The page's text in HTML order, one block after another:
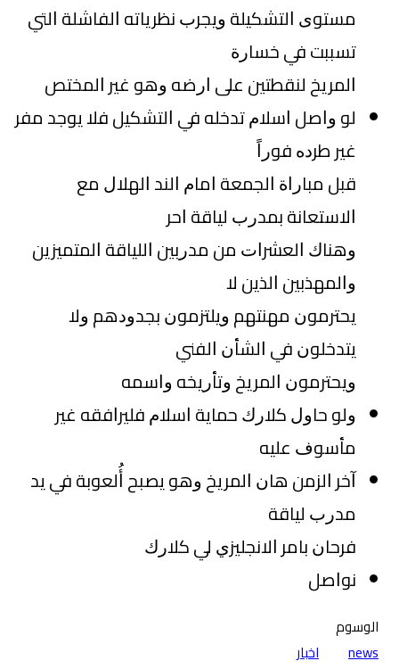
ﻣﺴﺘﻮﻯ ﺍﻟﺘﺸﻜﻴﻠﺔ ﻭﻳﺠﺮﺏ ﻧﻈﺮﻳﺎﺗﻪ ﺍﻟﻔﺎﺷﻠﺔ ﺍﻟﺘﻲ
ﺗﺴﺒﺒﺖ ﻓﻲ ﺧﺴﺎﺭﺓ
ﺍﻟﻤﺮﻳﺦ ﻟﻨﻘﻄﺘﻴﻦ ﻋﻠﻰ ﺍﺭﺿﻪ ﻭﻫﻮ ﻏﻴﺮ ﺍﻟﻤﺨﺘﺺ
ﻟﻮ ﻭﺍﺻﻞ ﺍﺳﻼﻡ ﺗﺪﺧﻠﻪ ﻓﻲ ﺍﻟﺘﺸﻜﻴﻞ ﻓﻼ ﻳﻮﺟﺪ ﻣﻔﺮ
ﻏﻴﺮ ﻃﺮﺩﻩ ﻓﻮﺭﺍً
ﻗﺒﻞ ﻣﺒﺎﺭﺍﺓ ﺍﻟﺠﻤﻌﺔ ﺍﻣﺎﻡ ﺍﻟﻨﺪ ﺍﻟﻬﻼﻝ ﻣﻊ
ﺍﻻﺳﺘﻌﺎﻧﺔ ﺑﻤﺪﺭﺏ ﻟﻴﺎﻗﺔ ﺍﺣﺮ
ﻭﻫﻨﺎﻙ ﺍﻟﻌﺸﺮﺍﺕ ﻣﻦ ﻣﺪﺭﺑﻴﻦ ﺍﻟﻠﻴﺎﻗﺔ ﺍﻟﻤﺘﻤﻴﺰﻳﻦ
ﻭﺍﻟﻤﻬﺬﺑﻴﻦ ﺍﻟﺬﻳﻦ ﻻ
ﻳﺤﺘﺮﻣﻮﻥ ﻣﻬﻨﺘﻬﻢ ﻭﻳﻠﺘﺰﻣﻮﻥ ﺑﺠﺪﻭﺩﻫﻢ ﻭﻻ
ﻳﺘﺪﺧﻠﻮﻥ ﻓﻲ ﺍﻟﺸﺄﻥ ﺍﻟﻔﻨﻲ
ﻭﻳﺤﺘﺮﻣﻮﻥ ﺍﻟﻤﺮﻳﺦ ﻭﺗﺄﺭﻳﺨﻪ ﻭﺍﺳﻤﻪ
ﻭﻟﻮ ﺣﺎﻭﻝ ﻛﻼﺭﻙ ﺣﻤﺎﻳﺔ ﺍﺳﻼﻡ ﻓﻠﻴﺮﺍﻓﻘﻪ ﻏﻴﺮ
ﻣﺄﺳﻮﻑ ﻋﻠﻴﻪ
ﺁﺧﺮ ﺍﻟﺰﻣﻦ ﻫﺎﻥ ﺍﻟﻤﺮﻳﺦ ﻭﻫﻮ ﻳﺼﺒﺢ ﺃُﻟﻌﻮﺑﺔ ﻓﻲ ﻳﺪ
ﻣﺪﺭﺏ ﻟﻴﺎﻗﺔ
ﻓﺮﺣﺎﻥ ﺑﺎﻣﺮ ﺍﻻﻧﺠﻠﻴﺰﻱ ﻟﻲ ﻛﻼﺭﻙ
ﻧﻮﺍﺻﻞ
الوسوم
news
اخبار